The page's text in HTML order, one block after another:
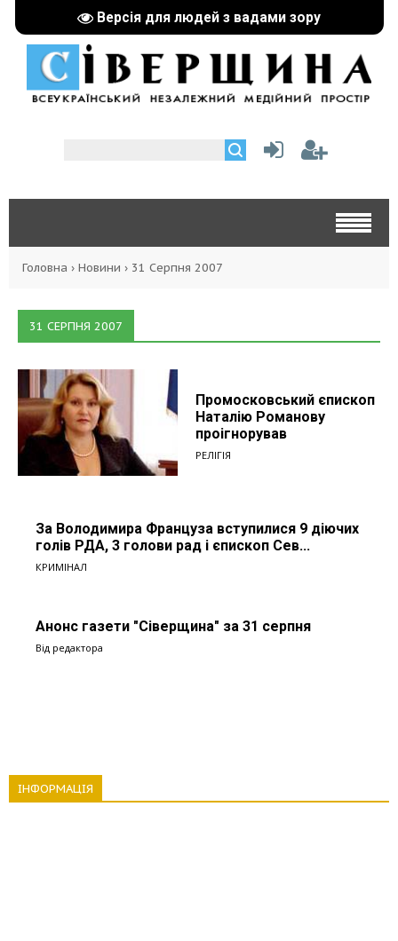
Версія для людей з вадами зору
Головна › Новини › 31 Серпня 2007
31 СЕРПНЯ 2007
Промосковський єпископ
Наталію Романову
проігнорував
РЕЛІГІЯ
За Володимира Француза вступилися 9 діючих
голів РДА, 3 голови рад і єпископ Сев...
КРИМІНАЛ
Анонс газети "Сіверщина" за 31 серпня
Від редактора
ІНФОРМАЦІЯ